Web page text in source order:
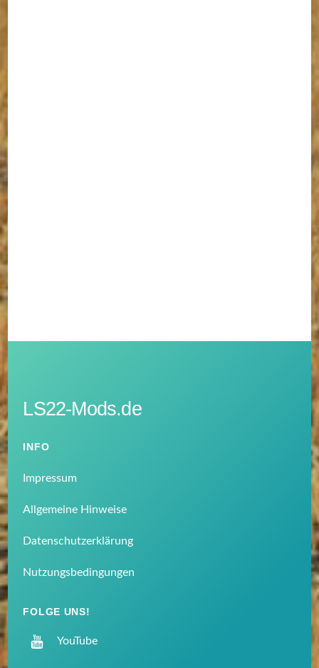
LS22-Mods.de
INFO
Impressum
Allgemeine Hinweise
Datenschutzerklärung
Nutzungsbedingungen
FOLGE UNS!
YouTube